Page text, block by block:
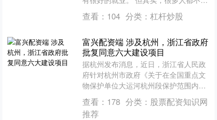
道的是，在我国3000多所各类高校中，
有相当一部分....
查看： 104 分类： 杠杆炒股
富兴配资端 涉及杭州，浙江省政府
批复同意六大建设项目
据杭州发布消息，近日，浙江省人民政
府针对杭州市政府《关于在全国重点文
物保护单位大运河杭州段保护范围内实
施余杭区大运河沿线整治提升工程（二
期）的请示》等6个文件作....
查看： 178 分类： 股票配资知识网
推荐